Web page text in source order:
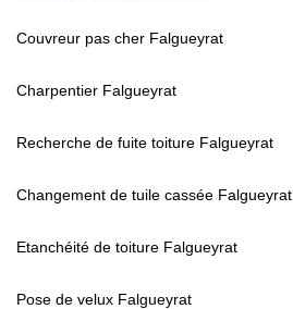
Couvreur pas cher Falgueyrat
Charpentier Falgueyrat
Recherche de fuite toiture Falgueyrat
Changement de tuile cassée Falgueyrat
Etanchéité de toiture Falgueyrat
Pose de velux Falgueyrat